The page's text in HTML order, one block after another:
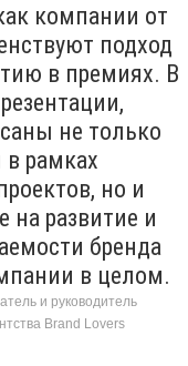
компании от
подход
в премиях. В
не только
рамках
но и
развитие и
бренда
в целом.
и руководитель
Brand Lovers